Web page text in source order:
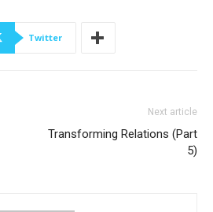
Twitter
Next article
Transforming Relations (Part
5)